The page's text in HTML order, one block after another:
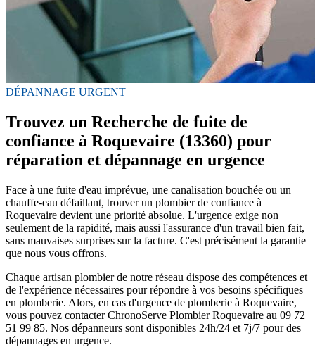
DÉPANNAGE URGENT
Trouvez un Recherche de fuite de
confiance à Roquevaire (13360) pour
réparation et dépannage en urgence
Face à une fuite d'eau imprévue, une canalisation bouchée ou un
chauffe-eau défaillant, trouver un plombier de confiance à
Roquevaire devient une priorité absolue. L'urgence exige non
seulement de la rapidité, mais aussi l'assurance d'un travail bien fait,
sans mauvaises surprises sur la facture. C'est précisément la garantie
que nous vous offrons.
Chaque artisan plombier de notre réseau dispose des compétences et
de l'expérience nécessaires pour répondre à vos besoins spécifiques
en plomberie. Alors, en cas d'urgence de plomberie à Roquevaire,
vous pouvez contacter ChronoServe Plombier Roquevaire au 09 72
51 99 85. Nos dépanneurs sont disponibles 24h/24 et 7j/7 pour des
dépannages en urgence.